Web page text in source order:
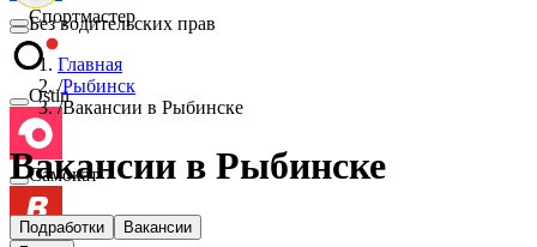
Спортмастер
Ostin
Самокат
Без водительских прав
Главная
/Рыбинск
/Вакансии в Рыбинске
Вакансии в Рыбинске
Подработки
Вакансии